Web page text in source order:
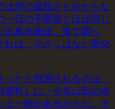
は何の値段かも分からな
一日の手間賃とほぼ同じ
出典未確認、後で調べ
れば、小さくはない変化
たと推測されるのは、
資料）に「今年は田の水
う一節があるからだ。そ